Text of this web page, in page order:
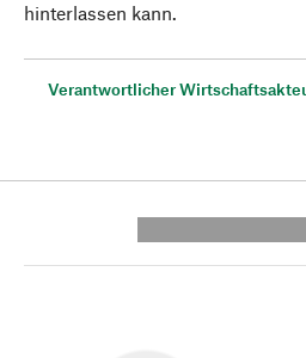
hinterlassen kann.
Verantwortlicher